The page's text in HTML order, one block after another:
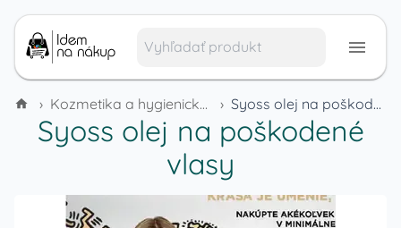
› Kozmetika a hygienické potreby › Syoss olej na poškodené vlasy
Syoss olej na poškodené
vlasy